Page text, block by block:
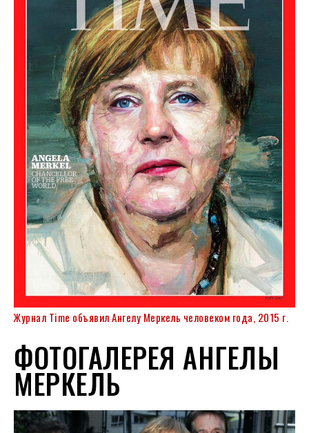
Журнал Time объявил Ангелу Меркель человеком года, 2015 г.
ФОТОГАЛЕРЕЯ АНГЕЛЫ
МЕРКЕЛЬ